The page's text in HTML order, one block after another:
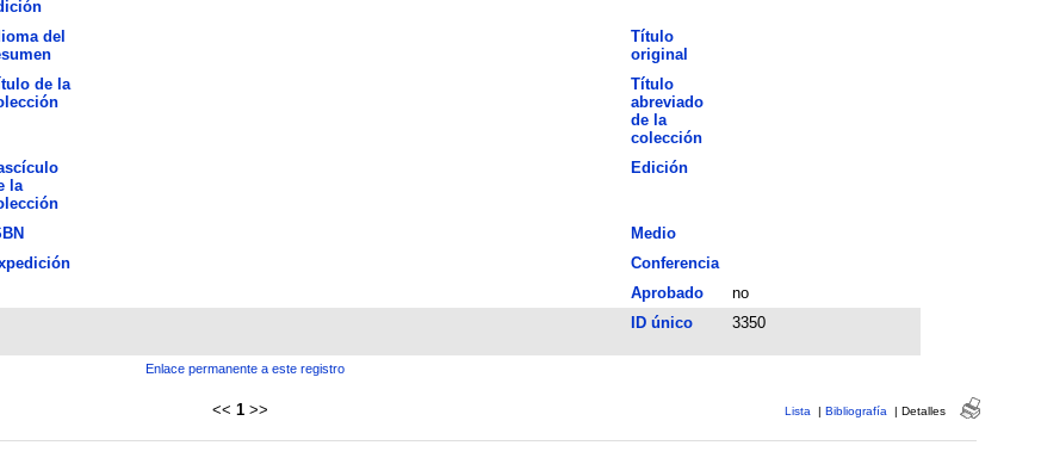
del
Título
original
de la
Título
abreviado
de la
colección
la
Edición
Medio
Conferencia
Aprobado
no
ID único 3350
Enlace permanente a este registro
<< 1 >> Lista | Bibliografía | Detalles